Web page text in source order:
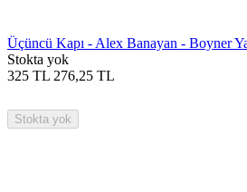
Üçüncü Kapı - Alex Banayan - Boyner
Stokta yok
325 TL 276,25 TL
Stokta yok